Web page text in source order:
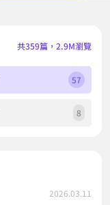
共359篇，2.9M瀏覽
57
8
2026.03.11